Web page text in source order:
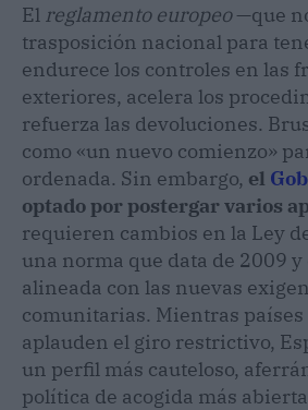
El reglamento europeo—que
trasposición nacional para
endurece los controles en las
exteriores, acelera los
refuerza las devoluciones.
como «un nuevo comienzo»
ordenada. Sin embargo, el
optado por postergar varios
requieren cambios en la Ley
una norma que data de 2009 y
alineada con las nuevas
comunitarias. Mientras países
aplauden el giro restrictivo,
un perfil más cauteloso,
política de acogida más